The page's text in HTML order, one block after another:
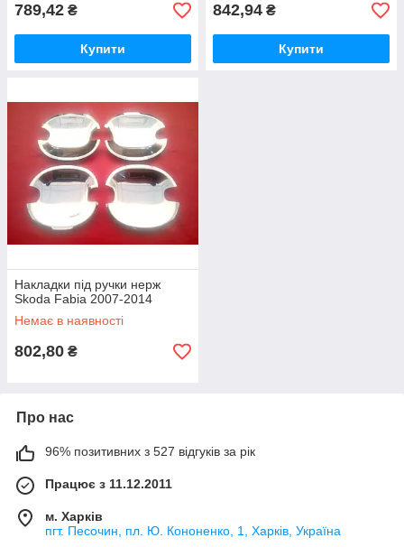
789,42 ₴
Купити
842,94 ₴
Купити
Накладки під ручки нерж
Skoda Fabia 2007-2014
Немає в наявності
802,80 ₴
Про нас
96% позитивних з 527 відгуків за рік
Працює з 11.12.2011
м. Харків
пгт. Песочин, пл. Ю. Кононенко, 1, Харків, Україна